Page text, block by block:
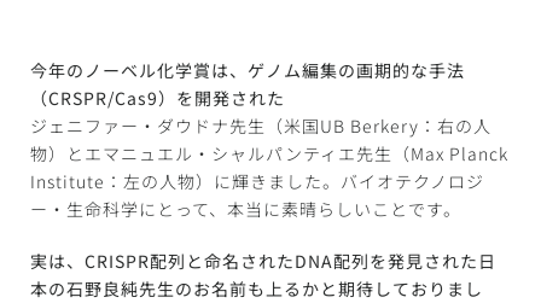
今年のノーベル化学賞は、ゲノム編集の画期的な手法
（CRSPR/Cas9）を開発された
ジェニファー・ダウドナ先生（米国UB Berkery：右の人
物）とエマニュエル・シャルパンティエ先生（Max Planck
Institute：左の人物）に輝きました。バイオテクノロジ
ー・生命科学にとって、本当に素晴らしいことです。
実は、CRISPR配列と命名されたDNA配列を発見された日
本の石野良純先生のお名前も上るかと期待しておりまし